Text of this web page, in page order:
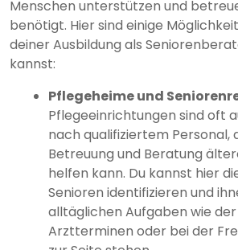
Menschen unterstützen und
benötigt. Hier sind einige
deiner Ausbildung als
kannst:
Pflegeheime und
Pflegeeinrichtungen sind oft
nach qualifiziertem Personal,
Betreuung und Beratung
helfen kann. Du kannst hier
Senioren identifizieren und
alltäglichen Aufgaben wie
Arztterminen oder bei der